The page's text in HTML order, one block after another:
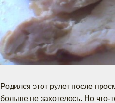
Родился этот рулет после
больше не захотелось. Но что-